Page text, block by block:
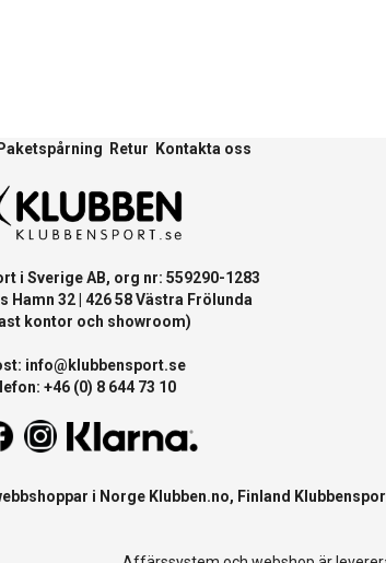
Paketspårning Retur Kontakta oss
i Sverige AB, org nr: 559290-1283
32 | 426 58 Västra Frölunda
kontor och showroom)
info@klubbensport.se
+46 (0) 8 644 73 10
i Norge Klubben.no, Finland